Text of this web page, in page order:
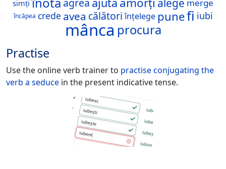
simți agrea alege merge
încăpea crede avea călători înțelege punefi iubi
mânca procura
Practise
Use the online verb trainer to practise conjugating the
verb a seduce in the present indicative tense.